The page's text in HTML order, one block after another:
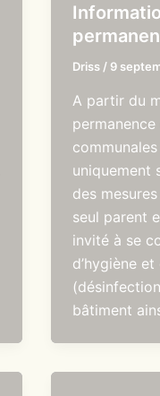
Driss / 9
A partir du
uniquement
des
seul parent
invité à se
d’hygiène
bâtiment